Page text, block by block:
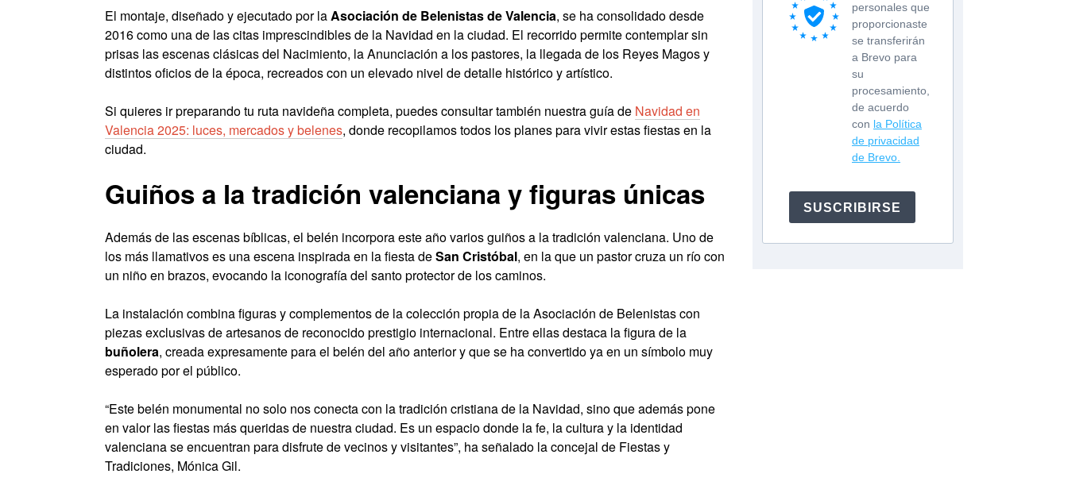
El montaje, diseñado y ejecutado por laAsociación de Belenistas de Valencia, se ha consolidado desde
2016 como una de las citas imprescindibles de la Navidad en la ciudad. El recorrido permite contemplar sin
prisas las escenas clásicas del Nacimiento, la Anunciación a los pastores, la llegada de los Reyes Magos y
distintos oficios de la época, recreados con un elevado nivel de detalle histórico y artístico.
Si quieres ir preparando tu ruta navideña completa, puedes consultar también nuestra guía de Navidad en
Valencia 2025: luces, mercados y belenes, donde recopilamos todos los planes para vivir estas fiestas en la
ciudad.
Guiños a la tradición valenciana y figuras únicas
Además de las escenas bíblicas, el belén incorpora este año varios guiños a la tradición valenciana. Uno de
los más llamativos es una escena inspirada en la fiesta deSan Cristóbal, en la que un pastor cruza un río con
un niño en brazos, evocando la iconografía del santo protector de los caminos.
La instalación combina figuras y complementos de la colección propia de la Asociación de Belenistas con
piezas exclusivas de artesanos de reconocido prestigio internacional. Entre ellas destaca la figura de la
buñolera, creada expresamente para el belén del año anterior y que se ha convertido ya en un símbolo muy
esperado por el público.
“Este belén monumental no solo nos conecta con la tradición cristiana de la Navidad, sino que además pone
en valor las fiestas más queridas de nuestra ciudad. Es un espacio donde la fe, la cultura y la identidad
valenciana se encuentran para disfrute de vecinos y visitantes”, ha señalado la concejal de Fiestas y
Tradiciones, Mónica Gil.
personales que
proporcionaste
se transferirán
a Brevo para
su
procesamiento,
de acuerdo
con la Política
de privacidad
de Brevo.
SUSCRIBIRSE